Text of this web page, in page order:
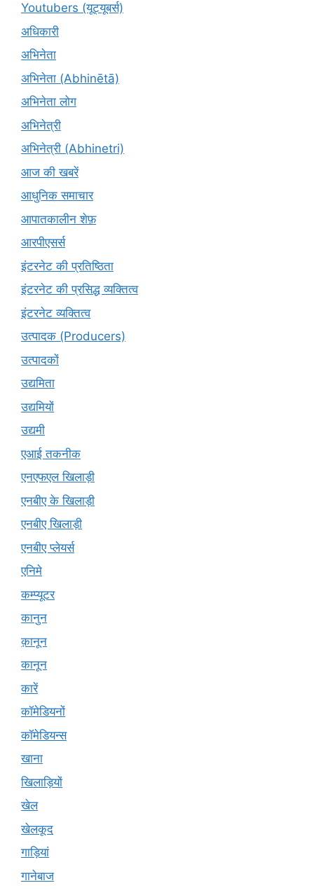
Youtubers (यूट्यूबर्स)
अधिकारी
अभिनेता
अभिनेता (Abhinētā)
अभिनेता लोग
अभिनेत्री
अभिनेत्री (Abhinetri)
आज की खबरें
आधुनिक समाचार
आपातकालीन शेफ़
आरपीएसर्स
इंटरनेट की प्रतिष्ठिता
इंटरनेट की प्रसिद्ध व्यक्तित्व
इंटरनेट व्यक्तित्व
उत्पादक (Producers)
उत्पादकों
उद्यमिता
उद्यमियों
उद्यमी
एआई तकनीक
एनएफएल खिलाड़ी
एनबीए के खिलाड़ी
एनबीए खिलाड़ी
एनबीए प्लेयर्स
एनिमे
कम्प्यूटर
कानुन
क़ानून
कानून
कारें
कॉमेडियनों
कॉमेडियन्स
खाना
खिलाड़ियों
खेल
खेलकूद
गाड़ियां
गानेबाज